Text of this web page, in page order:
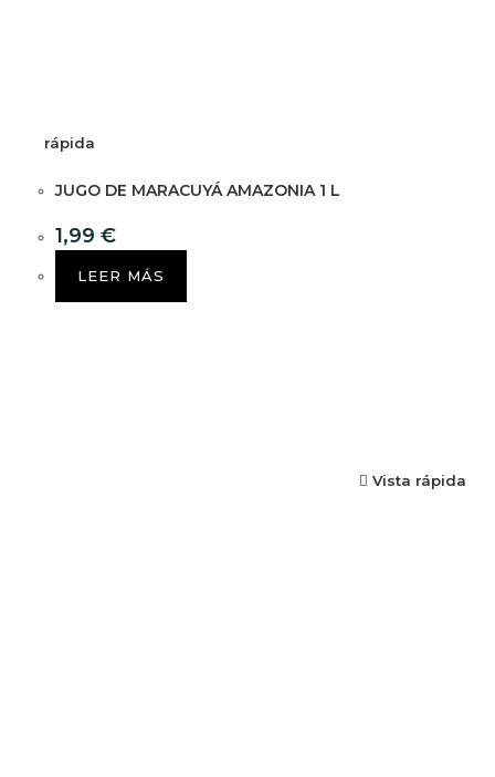
rápida
JUGO DE MARACUYÁ AMAZONIA 1 L
1,99 €
LEER MÁS
Vista rápida